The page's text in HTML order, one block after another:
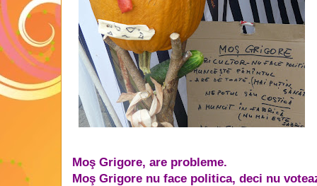
Moş Grigore, are probleme.
Moş Grigore nu face politica, deci nu